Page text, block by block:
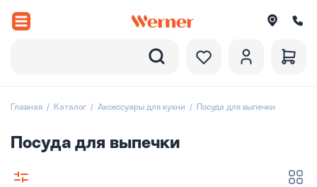
и ковши
Главная Каталог Аксессуары для кухни Посуда для выпечки
Посуда для выпечки